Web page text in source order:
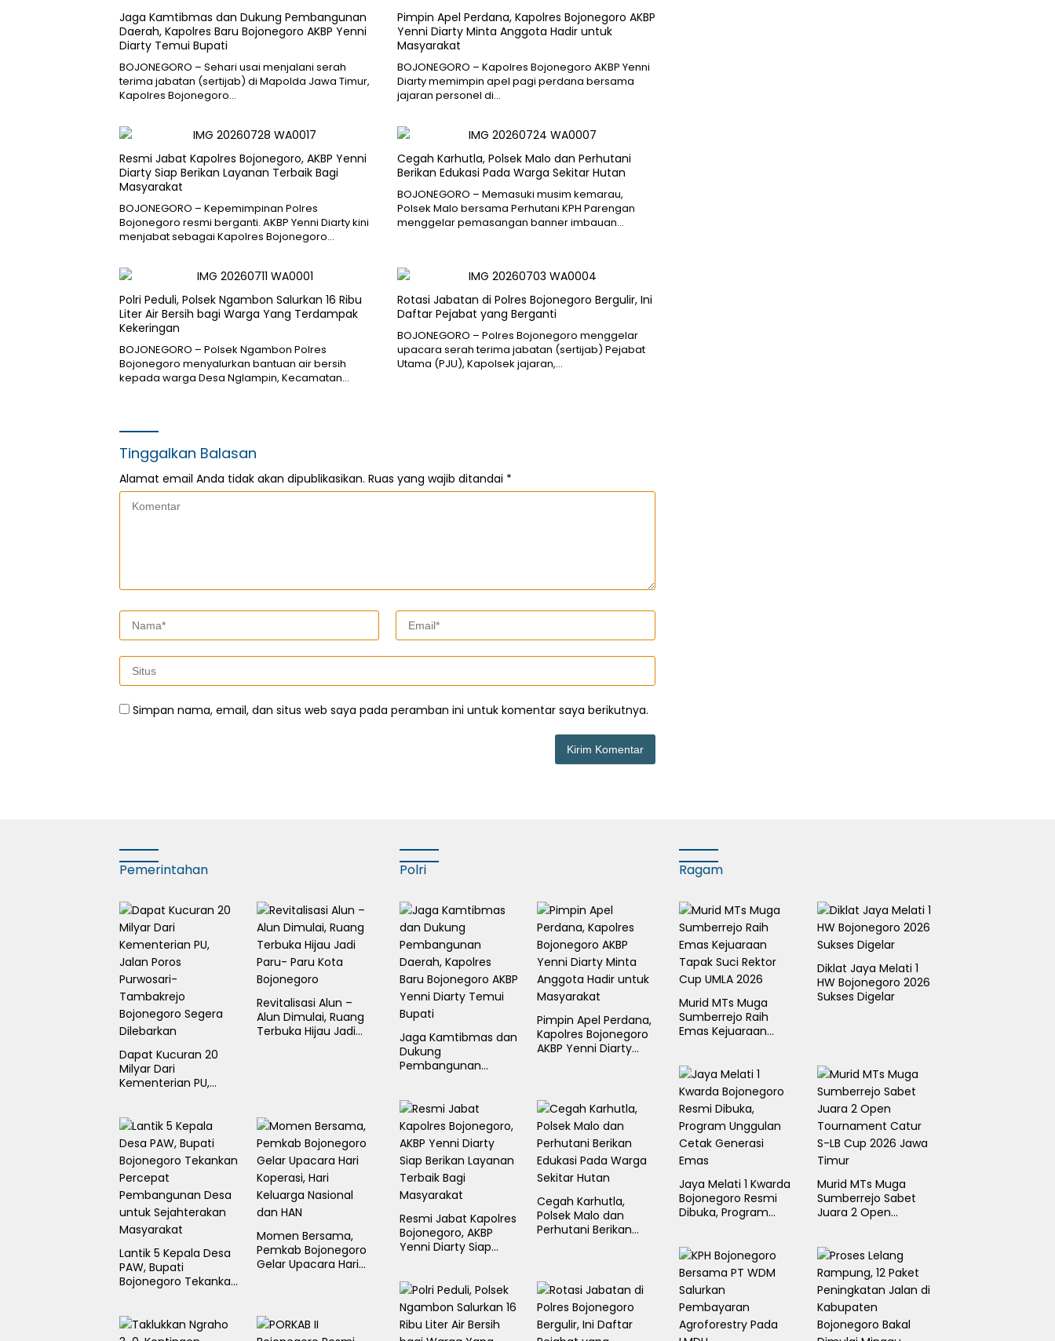
Jaga Kamtibmas dan Dukung Pembangunan
Daerah, Kapolres Baru Bojonegoro AKBP Yenni
Diarty Temui Bupati
BOJONEGORO – Sehari usai menjalani serah
terima jabatan (sertijab) di Mapolda Jawa Timur,
Kapolres Bojonegoro…
Pimpin Apel Perdana, Kapolres Bojonegoro AKBP
Yenni Diarty Minta Anggota Hadir untuk
Masyarakat
BOJONEGORO – Kapolres Bojonegoro AKBP Yenni
Diarty memimpin apel pagi perdana bersama
jajaran personel di…
Resmi Jabat Kapolres Bojonegoro, AKBP Yenni
Diarty Siap Berikan Layanan Terbaik Bagi
Masyarakat
BOJONEGORO – Kepemimpinan Polres
Bojonegoro resmi berganti. AKBP Yenni Diarty kini
menjabat sebagai Kapolres Bojonegoro…
Cegah Karhutla, Polsek Malo dan Perhutani
Berikan Edukasi Pada Warga Sekitar Hutan
BOJONEGORO – Memasuki musim kemarau,
Polsek Malo bersama Perhutani KPH Parengan
menggelar pemasangan banner imbauan…
Polri Peduli, Polsek Ngambon Salurkan 16 Ribu
Liter Air Bersih bagi Warga Yang Terdampak
Kekeringan
BOJONEGORO – Polsek Ngambon Polres
Bojonegoro menyalurkan bantuan air bersih
kepada warga Desa Nglampin, Kecamatan…
Rotasi Jabatan di Polres Bojonegoro Bergulir, Ini
Daftar Pejabat yang Berganti
BOJONEGORO – Polres Bojonegoro menggelar
upacara serah terima jabatan (sertijab) Pejabat
Utama (PJU), Kapolsek jajaran,…
Tinggalkan Balasan
Alamat email Anda tidak akan dipublikasikan. Ruas yang wajib ditandai *
Simpan nama, email, dan situs web saya pada peramban ini untuk komentar saya berikutnya.
Pemerintahan
Dapat Kucuran 20
Milyar Dari
Kementerian PU,
Tambakrejo
Bojonegoro Segera
Dilebarkan
Revitalisasi Alun –
Alun Dimulai, Ruang
Terbuka Hijau Jadi
Lantik 5 Kepala Desa
PAW, Bupati
Bojonegoro Tekankan
untuk Sejahterakan
Momen Bersama,
Pemkab Bojonegoro
Gelar Upacara Hari
Polri
Jaga Kamtibmas dan
Dukung
Pembangunan
Yenni Diarty Temui
Bupati
Pimpin Apel Perdana,
Kapolres Bojonegoro
AKBP Yenni Diarty
Resmi Jabat Kapolres
Bojonegoro, AKBP
Yenni Diarty Siap
Masyarakat
Cegah Karhutla,
Polsek Malo dan
Perhutani Berikan
Ragam
Murid MTs Muga
Sumberrejo Raih
Emas Kejuaraan
Diklat Jaya Melati 1
HW Bojonegoro 2026
Sukses Digelar
Jaya Melati 1 Kwarda
Bojonegoro Resmi
Dibuka, Program
Murid MTs Muga
Sumberrejo Sabet
Juara 2 Open
Timur